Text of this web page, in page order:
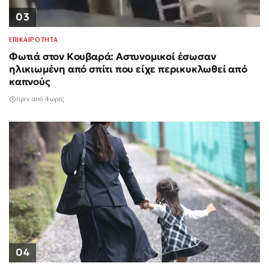
03
ΕΠΙΚΑΙΡΟΤΗΤΑ
Φωτιά στον Κουβαρά: Αστυνομικοί έσωσαν
ηλικιωμένη από σπίτι που είχε περικυκλωθεί από
καπνούς
πριν από 4 ώρες
04